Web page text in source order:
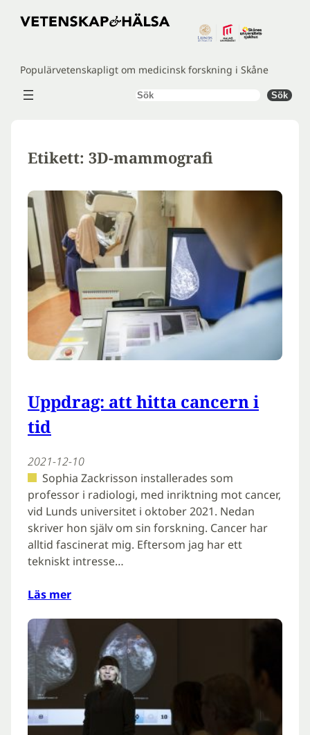
Hoppa
Populärvetenskapligt om medicinsk forskning i Skåne
Sök Sök
Etikett: 3D-mammografi
Uppdrag: att hitta cancern i
tid
2021-12-10
Sophia Zackrisson installerades som
professor i radiologi, med inriktning mot cancer,
vid Lunds universitet i oktober 2021. Nedan
skriver hon själv om sin forskning. Cancer har
alltid fascinerat mig. Eftersom jag har ett
tekniskt intresse…
Läs mer